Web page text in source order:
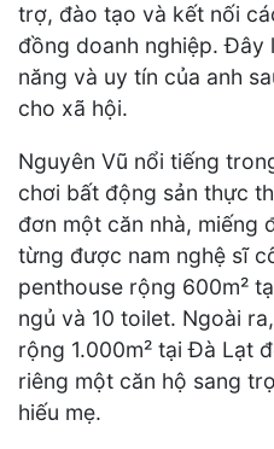
trợ, đào tạo và kết nối
đồng doanh nghiệp. Đây
năng và uy tín của anh
cho xã hội.
Nguyên Vũ nổi tiếng
chơi bất động sản thực
đơn một căn nhà, miếng
từng được nam nghệ sĩ
penthouse rộng 600m²
ngủ và 10 toilet. Ngoài
rộng 1.000m² tại Đà Lạt
riêng một căn hộ sang
hiếu mẹ.